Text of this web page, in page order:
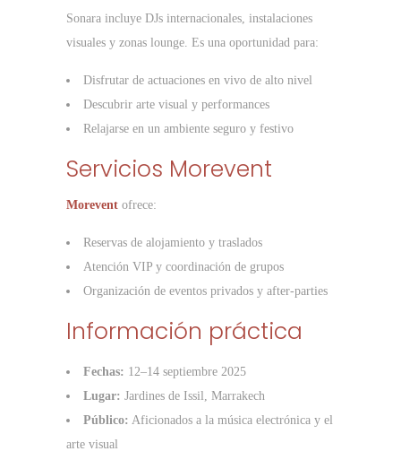
Sonara incluye DJs internacionales, instalaciones
visuales y zonas lounge. Es una oportunidad para:
Disfrutar de actuaciones en vivo de alto nivel
Descubrir arte visual y performances
Relajarse en un ambiente seguro y festivo
Servicios Morevent
Morevent ofrece:
Reservas de alojamiento y traslados
Atención VIP y coordinación de grupos
Organización de eventos privados y after-parties
Información práctica
Fechas: 12–14 septiembre 2025
Lugar: Jardines de Issil, Marrakech
Público: Aficionados a la música electrónica y el
arte visual